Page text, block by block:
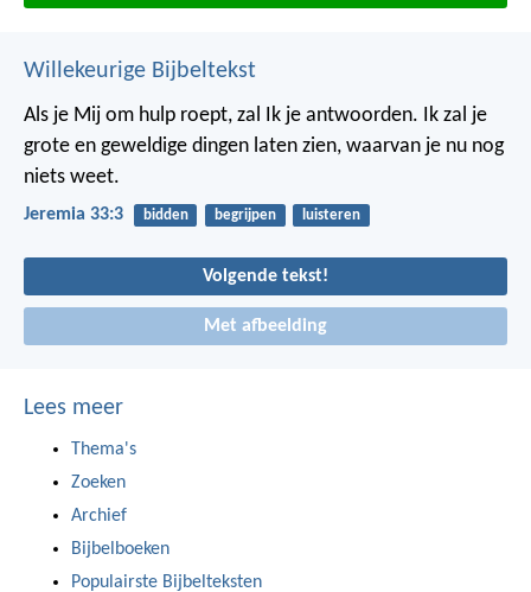
Willekeurige Bijbeltekst
Als je Mij om hulp roept, zal Ik je antwoorden. Ik zal je
grote en geweldige dingen laten zien, waarvan je nu nog
niets weet.
Jeremia 33:3 bidden begrijpen luisteren
Volgende tekst!
Met afbeelding
Lees meer
Thema's
Zoeken
Archief
Bijbelboeken
Populairste Bijbelteksten